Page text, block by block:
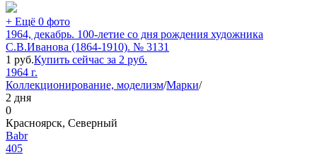
+ Ещё 0 фото
1964, декабрь. 100-летие со дня рождения художника
С.В.Иванова (1864-1910). № 3131
1 руб.Купить сейчас за 2 руб.
1964 г.
Коллекционирование, моделизм/Марки/
2 дня
0
Красноярск, Северный
Babr
405